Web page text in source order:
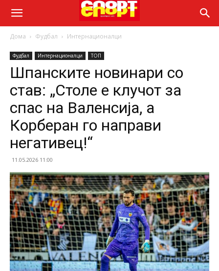
Дома Фудбал Интернационалци
Фудбал Интернационалци ТОП
Шпанските новинари со
став: „Столе е клучот за
спас на Валенсија, а
Корберан го направи
негативец!“
11.05.2026 11:00